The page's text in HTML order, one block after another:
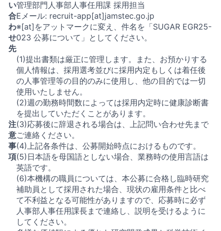
い
合
わ
せ
先
管理部門人事部人事任用課 採用担当
Eメール: recruit-app[at]jamstec.go.jp
※[at]をアットマークに変え、件名を「SUGAR EGR25-
023 公募について」としてください。
注
意
事
項
(1)提出書類は厳正に管理します。また、お預かりする
個人情報は、採用選考並びに採用内定もしくは着任後
の人事管理等の目的のみに使用し、他の目的では一切
使用いたしません。
(2)週の勤務時間数によっては採用内定時に健康診断書
を提出していただくことがあります。
(3)応募後に辞退される場合は、上記問い合わせ先まで
ご連絡ください。
(4)上記各条件は、公募開始時点におけるものです。
(5)日本語を母国語としない場合、業務時の使用言語は
英語です。
(6)本機構の職員については、本公募に合格し臨時研究
補助員として採用された場合、現状の雇用条件と比べ
て不利益となる可能性がありますので、応募時に必ず
人事部人事任用課長まで連絡し、説明を受けるように
してください。